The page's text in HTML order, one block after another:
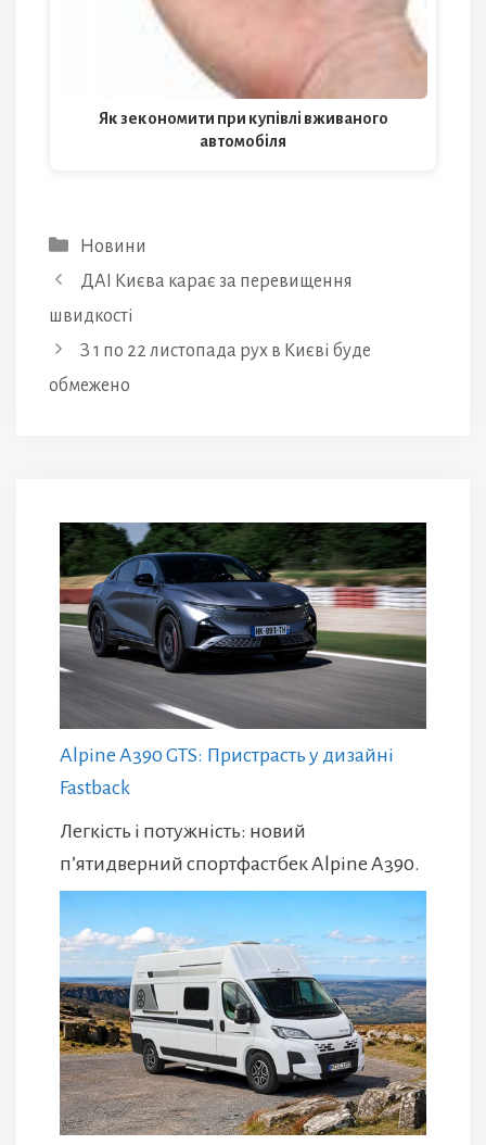
Як зекономити при купівлі вживаного
автомобіля
Категорії
Новини
ДАІ Києва карає за перевищення
швидкості
З 1 по 22 листопада рух в Києві буде
обмежено
Alpine A390 GTS: Пристрасть у дизайні
Fastback
Легкість і потужність: новий
п’ятидверний спортфастбек Alpine A390.